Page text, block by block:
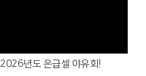
2026년도 은급셀 야유회!